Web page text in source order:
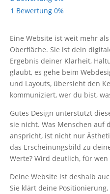
1 Bewertung 0%
Eine Website ist weit mehr
Oberfläche. Sie ist dein
Ergebnis deiner Klarheit,
glaubt, es gehe beim
und Layouts, übersieht den
kommuniziert, wer du bist,
Gutes Design unterstützt
sie nicht. Was Menschen auf
anspricht, ist nicht nur
das Erscheinungsbild zu
Werte? Wird deutlich, für
Deine Website ist deshalb
Sie klärt deine